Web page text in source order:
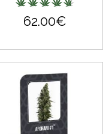
62.00€